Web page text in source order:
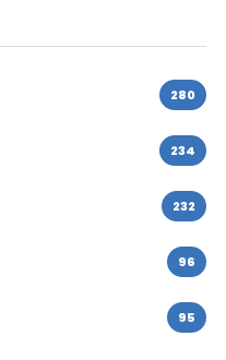
280
234
232
96
95